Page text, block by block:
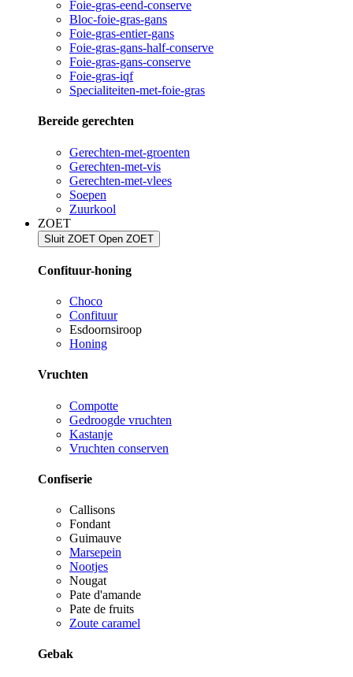
Foie-gras-eend-conserve
Bloc-foie-gras-gans
Foie-gras-entier-gans
Foie-gras-gans-half-conserve
Foie-gras-gans-conserve
Foie-gras-iqf
Specialiteiten-met-foie-gras
Bereide gerechten
Gerechten-met-groenten
Gerechten-met-vis
Gerechten-met-vlees
Soepen
Zuurkool
ZOET
Sluit ZOET Open ZOET
Confituur-honing
Choco
Confituur
Esdoornsiroop
Honing
Vruchten
Compotte
Gedroogde vruchten
Kastanje
Vruchten conserven
Confiserie
Callisons
Fondant
Guimauve
Marsepein
Nootjes
Nougat
Pate d'amande
Pate de fruits
Zoute caramel
Gebak